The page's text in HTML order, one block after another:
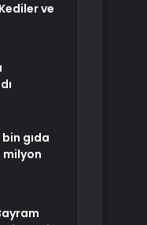
ve
gıda
milyon